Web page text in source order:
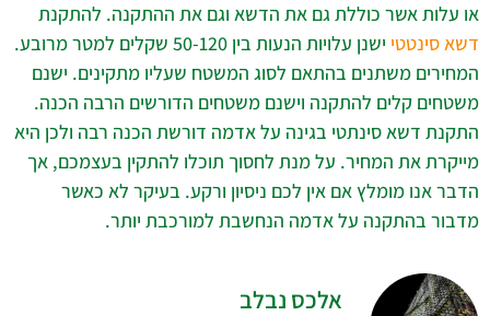
או עלות אשר כוללת גם את הדשא וגם את ההתקנה. להתקנת
דשא סינטטי
ישנן עלויות הנעות בין 50-120 שקלים למטר מרובע.
המחירים משתנים בהתאם לסוג המשטח שעליו מתקינים. ישנם
משטחים קלים להתקנה וישנם משטחים הדורשים הרבה הכנה.
התקנת דשא סינתטי בגינה על אדמה דורשת הכנה רבה ולכן היא
מייקרת את המחיר. על מנת לחסוך תוכלו להתקין בעצמכם, אך
הדבר אנו מומלץ אם אין לכם ניסיון ורקע. בעיקר לא כאשר
מדבור בהתקנה על אדמה הנחשבת למורכבת יותר.
אלכס נבלב